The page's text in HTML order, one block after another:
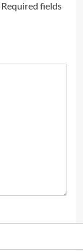
Required fields